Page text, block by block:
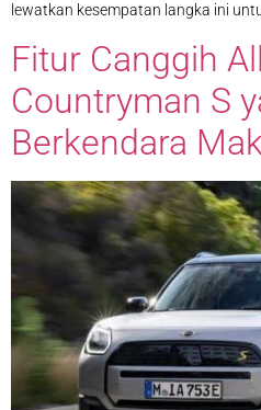
lewatkan kesempatan langka ini
Fitur Canggih
Countryman S
Berkendara